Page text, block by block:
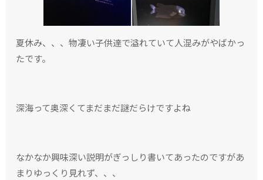
夏休み、、、物凄い子供達で溢れていて人混みがやばかっ
たです。
深海って奥深くてまだまだ謎だらけですよね
なかなか興味深い説明がぎっしり書いてあったのですがあ
まりゆっくり見れず、、、